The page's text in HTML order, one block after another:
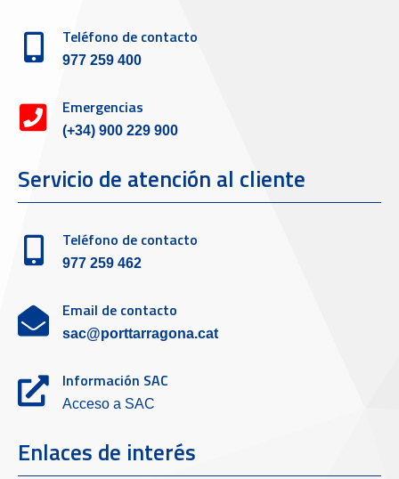
Teléfono de contacto
977 259 400
Emergencias
(+34) 900 229 900
Servicio de atención al cliente
Teléfono de contacto
977 259 462
Email de contacto
sac@porttarragona.cat
Información SAC
Acceso a SAC
Enlaces de interés